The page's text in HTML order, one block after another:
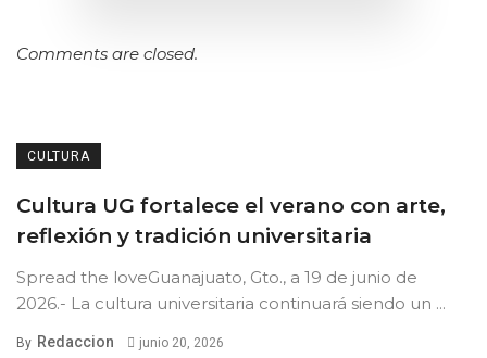
Comments are closed.
CULTURA
Cultura UG fortalece el verano con arte,
reflexión y tradición universitaria
Spread the loveGuanajuato, Gto., a 19 de junio de
2026.- La cultura universitaria continuará siendo un ...
By Redaccion junio 20, 2026